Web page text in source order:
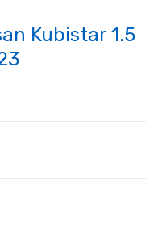
Kubistar 1.5